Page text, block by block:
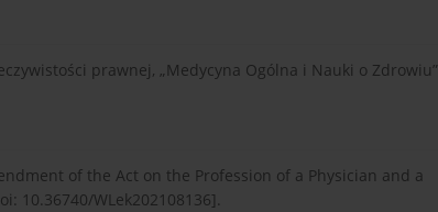
prawnej, „Medycyna Ogólna i Nauki o Zdrowiu”
of the Act on the Profession of a Physician and a
10.36740/WLek202108136].